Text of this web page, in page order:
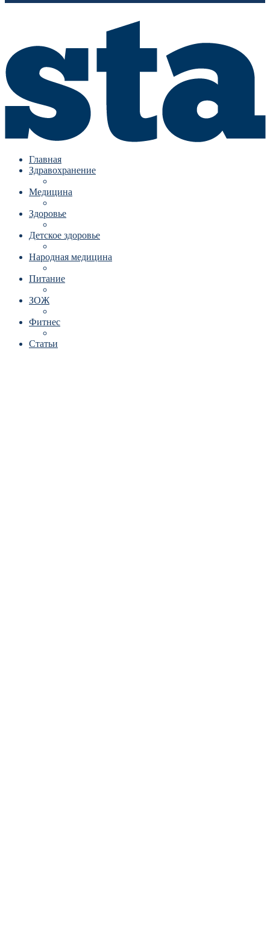
Главная
Здравохранение
Медицина
Здоровье
Детское здоровье
Народная медицина
Питание
ЗОЖ
Фитнес
Статьи